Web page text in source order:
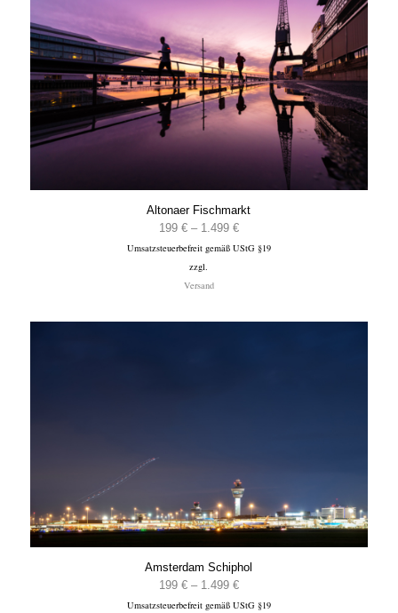
Altonaer Fischmarkt
199 € – 1.499 €Preisspanne:
199 €
Umsatzsteuerbefreit gemäß UStG §19
zzgl.
Versand
Amsterdam Schiphol
199 € – 1.499 €Preisspanne:
199 €
Umsatzsteuerbefreit gemäß UStG §19